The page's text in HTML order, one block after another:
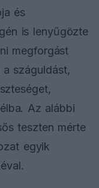
és
is lenyűgözte
megforgást
száguldást,
Az alábbi
teszten mérte
egyik